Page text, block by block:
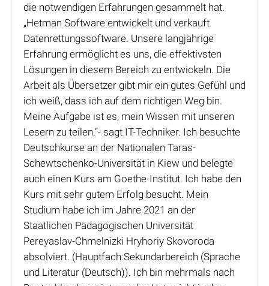
die notwendigen Erfahrungen gesammelt hat.
„Hetman Software entwickelt und verkauft
Datenrettungssoftware. Unsere langjährige
Erfahrung ermöglicht es uns, die effektivsten
Lösungen in diesem Bereich zu entwickeln. Die
Arbeit als Übersetzer gibt mir ein gutes Gefühl und
ich weiß, dass ich auf dem richtigen Weg bin.
Meine Aufgabe ist es, mein Wissen mit unseren
Lesern zu teilen.“- sagt IT-Techniker. Ich besuchte
Deutschkurse an der Nationalen Taras-
Schewtschenko-Universität in Kiew und belegte
auch einen Kurs am Goethe-Institut. Ich habe den
Kurs mit sehr gutem Erfolg besucht. Mein
Studium habe ich im Jahre 2021 an der
Staatlichen Pädagogischen Universität
Pereyaslav-Chmelnizki Hryhoriy Skovoroda
absolviert. (Hauptfach:Sekundarbereich (Sprache
und Literatur (Deutsch)). Ich bin mehrmals nach